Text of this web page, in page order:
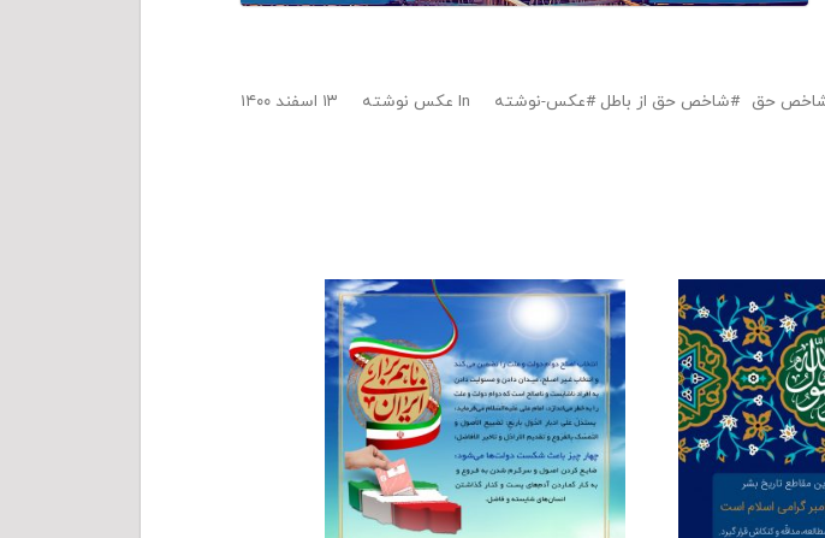
۱۳ اسفند ۱۴۰۰ In عکس نوشته حق شاخص حق از باطل عکس-نوشته